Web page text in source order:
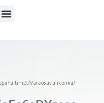
/Varaosavalikoima/